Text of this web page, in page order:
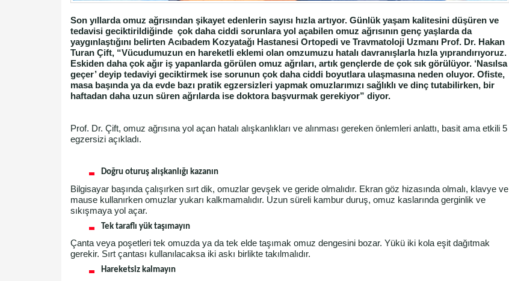
Son yıllarda omuz ağrısından şikayet edenlerin sayısı hızla artıyor. Günlük yaşam kalitesini düşüren ve
tedavisi geciktirildiğinde çok daha ciddi sorunlara yol açabilen omuz ağrısının genç yaşlarda da
yaygınlaştığını belirten Acıbadem Kozyatağı Hastanesi Ortopedi ve Travmatoloji Uzmanı Prof. Dr. Hakan
Turan Çift, “Vücudumuzun en hareketli eklemi olan omzumuzu hatalı davranışlarla hızla yıprandırıyoruz.
Eskiden daha çok ağır iş yapanlarda görülen omuz ağrıları, artık gençlerde de çok sık görülüyor. ‘Nasılsa
geçer’ deyip tedaviyi geciktirmek ise sorunun çok daha ciddi boyutlara ulaşmasına neden oluyor. Ofiste,
masa başında ya da evde bazı pratik egzersizleri yapmak omuzlarımızı sağlıklı ve dinç tutabilirken, bir
haftadan daha uzun süren ağrılarda ise doktora başvurmak gerekiyor” diyor.
Prof. Dr. Çift, omuz ağrısına yol açan hatalı alışkanlıkları ve alınması gereken önlemleri anlattı, basit ama etkili 5
egzersizi açıkladı.
Doğru oturuş alışkanlığı kazanın
Bilgisayar başında çalışırken sırt dik, omuzlar gevşek ve geride olmalıdır. Ekran göz hizasında olmalı, klavye ve
mause kullanırken omuzlar yukarı kalkmamalıdır. Uzun süreli kambur duruş, omuz kaslarında gerginlik ve
sıkışmaya yol açar.
Tek taraflı yük taşımayın
Çanta veya poşetleri tek omuzda ya da tek elde taşımak omuz dengesini bozar. Yükü iki kola eşit dağıtmak
gerekir. Sırt çantası kullanılacaksa iki askı birlikte takılmalıdır.
Hareketsiz kalmayın